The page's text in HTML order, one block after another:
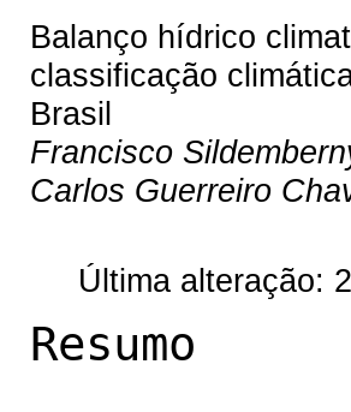
Balanço hídrico
classificação
Brasil
Francisco
Carlos Guerreiro
Última alteração:
Resumo